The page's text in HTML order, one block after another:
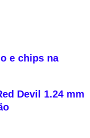
e chips na
Devil 1.24 mm